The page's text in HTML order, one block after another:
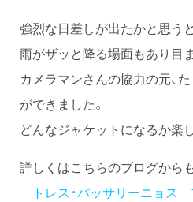
強烈な日差しが出たかと思うと
雨がザッと降る場面もあり目
カメラマンさんの協力の元、
ができました。
どんなジャケットになるか楽
詳しくはこちらのブログから
トレス・パッサリーニョス